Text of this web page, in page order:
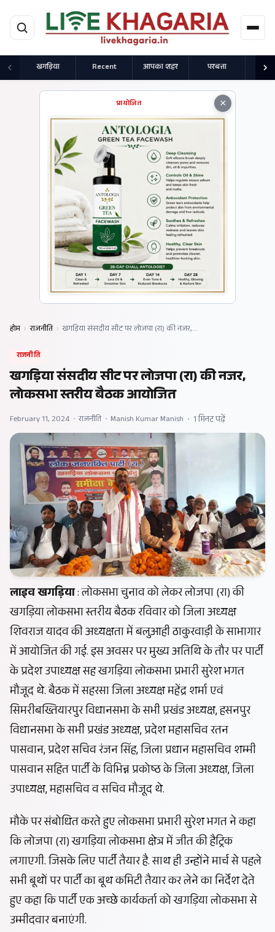
मुख्य सामग्री पर जाएं
खगड़िया Recent आपका शहर परबत्ता
×
प्रायोजित
होम › राजनीति › खगड़िया संसदीय सीट पर लोजपा (रा) की नजर,…
राजनीति
खगड़िया संसदीय सीट पर लोजपा (रा) की नजर,
लोकसभा स्तरीय बैठक आयोजित
February 11, 2024 • राजनीति • Manish Kumar Manish • 1 मिनट पढ़ें
लाइव खगड़िया: लोकसभा चुनाव को लेकर लोजपा (रा) की
खगड़िया लोकसभा स्तरीय बैठक रविवार को जिला अध्यक्ष
शिवराज यादव की अध्यक्षता में बलुआही ठाकुरवाड़ी के साभागार
में आयोजित की गई. इस अवसर पर मुख्य अतिथि के तौर पर पार्टी
के प्रदेश उपाध्यक्ष सह खगड़िया लोकसभा प्रभारी सुरेश भगत
मौजूद थे. बैठक में सहरसा जिला अध्यक्ष महेंद्र शर्मा एवं
सिमरीबख्तियारपुर विधानसभा के सभी प्रखंड अध्यक्ष, हसनपुर
विधानसभा के सभी प्रखंड अध्यक्ष, प्रदेश महासचिव रतन
पासवान, प्रदेश सचिव रंजन सिंह, जिला प्रधान महासचिव शम्मी
पासवान सहित पार्टी के विभिन्न प्रकोष्ठ के जिला अध्यक्ष, जिला
उपाध्यक्ष, महासचिव व सचिव मौजूद थे.
मौके पर संबोधित करते हुए लोकसभा प्रभारी सुरेश भगत ने कहा
कि लोजपा (रा) खगड़िया लोकसभा क्षेत्र में जीत की हैट्रिक
लगाएगी. जिसके लिए पार्टी तैयार है. साथ ही उन्होंने मार्च से पहले
सभी बूथों पर पार्टी का बूथ कमिटी तैयार कर लेने का निर्देश देते
हुए कहा कि पार्टी एक अच्छे कार्यकर्ता को खगड़िया लोकसभा से
उम्मीदवार बनाएंगी.